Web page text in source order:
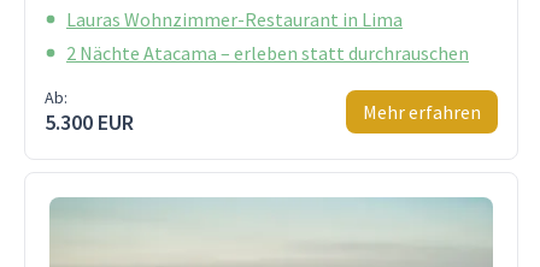
Lauras Wohnzimmer-Restaurant in Lima
2 Nächte Atacama – erleben statt durchrauschen
Ab:
5.300 EUR Mehr erfahren